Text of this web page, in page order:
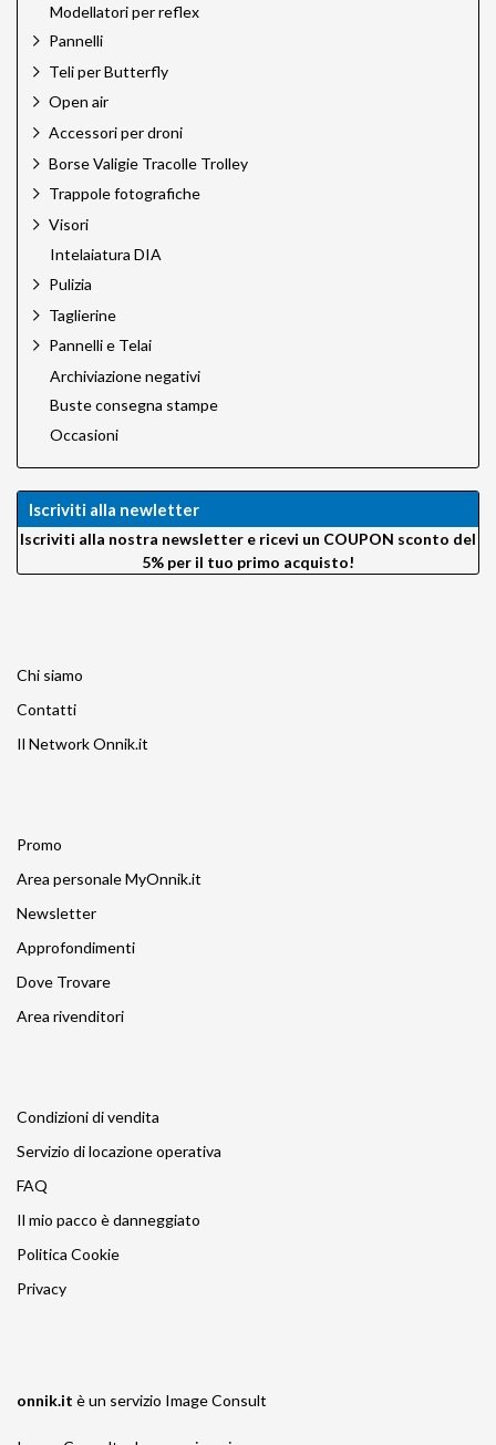
Modellatori per reflex
Pannelli
Teli per Butterfly
Open air
Accessori per droni
Borse Valigie Tracolle Trolley
Trappole fotografiche
Visori
Intelaiatura DIA
Pulizia
Taglierine
Pannelli e Telai
Archiviazione negativi
Buste consegna stampe
Occasioni
Iscriviti alla newletter
Iscriviti alla nostra newsletter e ricevi un COUPON sconto del
5% per il tuo primo acquisto!
Chi siamo
Contatti
Il Network Onnik.it
Promo
Area personale MyOnnik.it
Newsletter
Approfondimenti
Dove Trovare
Area rivenditori
Condizioni di vendita
Servizio di locazione operativa
FAQ
Il mio pacco è danneggiato
Politica Cookie
Privacy
onnik.it è un servizio Image Consult